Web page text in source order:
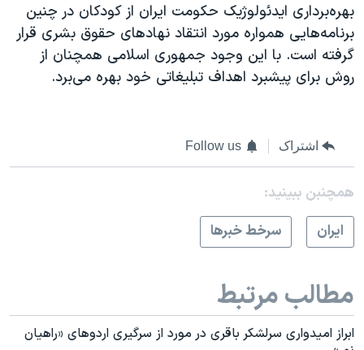
بهره‌برداری ایدئولوژیک حکومت ایران از کودکان در چنین
برنامه‌هایی همواره مورد انتقاد نهادهای حقوق بشری قرار
گرفته است. با این وجود جمهوری اسلامی همچنان از
روش برای پیشبرد اهداف تبلیغاتی خود بهره می‌برد.
اشتراک Follow us
همچنبن ببینید:
ايران
سرخط خبرها
مطالب مرتبط
ابراز امیدواری سرلشکر باقری در مورد از سرگیری اردوهای «راهیان